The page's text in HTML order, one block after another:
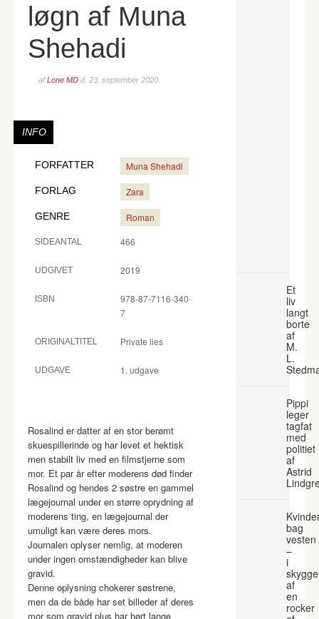
løgn af Muna
Shehadi
afLone MD d. 23. september 2020
INFO
FORFATTER Muna Shehadi
FORLAG Zara
GENRE Roman
SIDEANTAL 466
UDGIVET 2019
ISBN
978-87-7116-340-
7
ORIGINALTITEL Private lies
UDGAVE 1. udgave
Rosalind er datter af en stor berømt
skuespillerinde og har levet et hektisk
men stabilt liv med en filmstjerne som
mor. Et par år efter moderens død finder
Rosalind og hendes 2 søstre en gammel
lægejournal under en større oprydning af
moderens ting, en lægejournal der
umuligt kan være deres mors.
Journalen oplyser nemlig, at moderen
under ingen omstændigheder kan blive
gravid.
Denne oplysning chokerer søstrene,
men da de både har set billeder af deres
mor som gravid plus har hørt lange
Et
liv
langt
borte
af
M.
L.
Pippi
leger
tagfat
med
politiet
af
Astrid
bag
vesten
–
i
af
en
rocker